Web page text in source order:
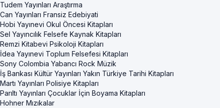
Tudem Yayınları Araştırma
Can Yayınları Fransiz Edebiyati
Hobi Yayınevi Okul Öncesi Kitapları
Sel Yayıncılık Felsefe Kaynak Kitapları
Remzi Kitabevi Psikoloji Kitapları
İdea Yayınevi Toplum Felsefesi Kitapları
Sony Colombia Yabancı Rock Müzik
İş Bankası Kültür Yayınları Yakın Türkiye Tarihi Kitapları
Martı Yayınları Polisiye Kitapları
Parıltı Yayınları Çocuklar İçin Boyama Kitapları
Hohner Mızıkalar